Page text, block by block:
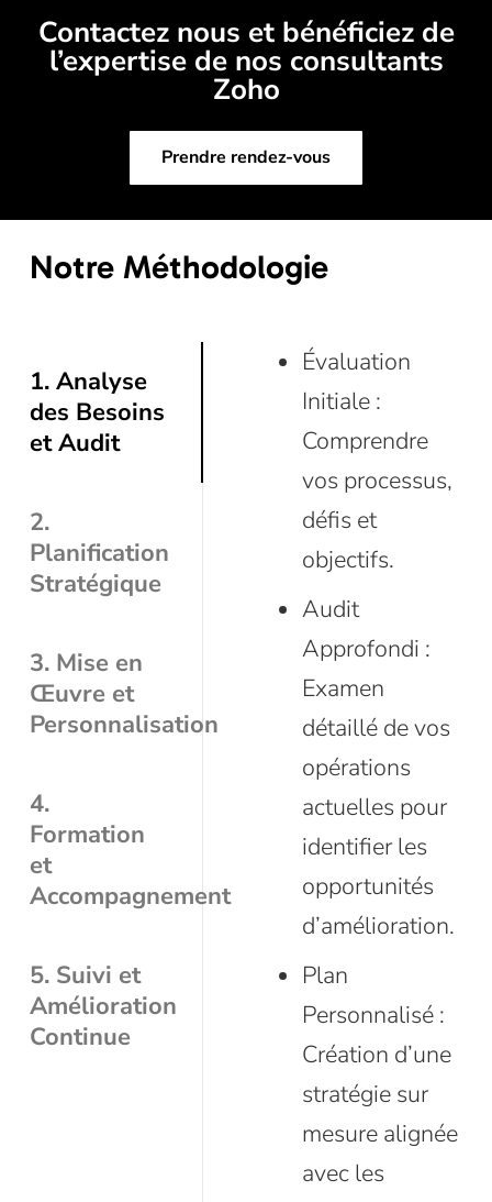
Contactez nous et bénéficiez de
l’expertise de nos consultants
Zoho
Prendre rendez-vous
Notre Méthodologie
1. Analyse
des Besoins
et Audit
2.
Planification
Stratégique
3. Mise en
Œuvre et
Personnalisation
4.
Formation
et
Accompagnement
5. Suivi et
Amélioration
Continue
Évaluation
Initiale :
Comprendre
vos processus,
défis et
objectifs.
Audit
Approfondi :
Examen
détaillé de vos
opérations
actuelles pour
identifier les
opportunités
d’amélioration.
Plan
Personnalisé :
Création d’une
stratégie sur
mesure alignée
avec les